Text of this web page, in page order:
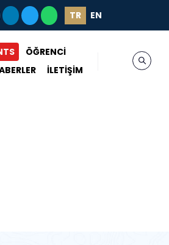
TR EN
ÖĞRENCİ
İLETİŞİM